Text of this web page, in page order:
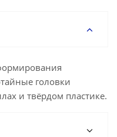
головки
и твёрдом пластике.